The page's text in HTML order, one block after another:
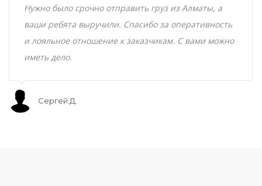
Нужно было срочно отправить груз из Алматы, а
ваши ребята выручили. Спасибо за оперативность
и лояльное отношение к заказчикам. С вами можно
иметь дело.
Сергей Д.